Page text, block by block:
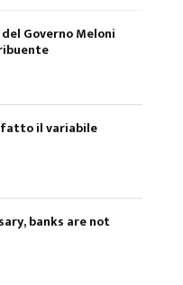
Governo Meloni
fatto il variabile
banks are not